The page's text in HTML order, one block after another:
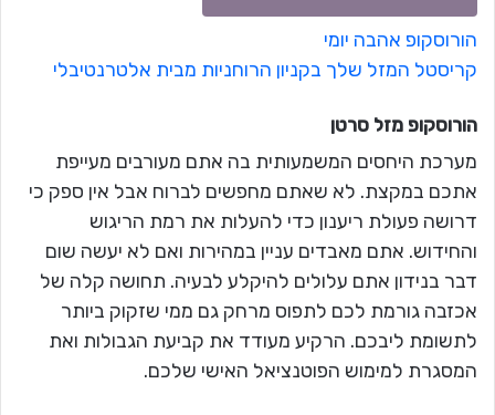
הורוסקופ אהבה יומי
קריסטל המזל שלך בקניון הרוחניות מבית אלטרנטיבלי
הורוסקופ מזל סרטן
מערכת היחסים המשמעותית בה אתם מעורבים מעייפת
אתכם במקצת. לא שאתם מחפשים לברוח אבל אין ספק כי
דרושה פעולת ריענון כדי להעלות את רמת הריגוש
והחידוש. אתם מאבדים עניין במהירות ואם לא יעשה שום
דבר בנידון אתם עלולים להיקלע לבעיה. תחושה קלה של
אכזבה גורמת לכם לתפוס מרחק גם ממי שזקוק ביותר
לתשומת ליבכם. הרקיע מעודד את קביעת הגבולות ואת
המסגרת למימוש הפוטנציאל האישי שלכם.